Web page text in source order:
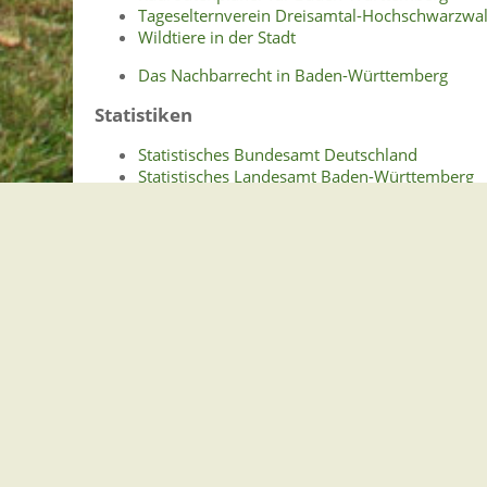
Tageselternverein Dreisamtal-
Wildtiere in der Stadt
Das Nachbarrecht in Baden-Württemberg
Statistiken
Statistisches Bundesamt Deutschland
Statistisches Landesamt Baden-Württemberg